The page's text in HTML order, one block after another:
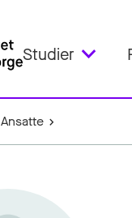
Studier
Ansatte